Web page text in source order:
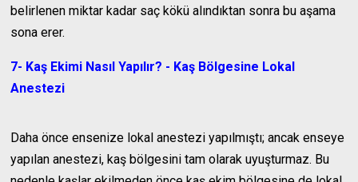
belirlenen miktar kadar saç kökü alındıktan sonra bu aşama
sona erer.
7- Kaş Ekimi Nasıl Yapılır? - Kaş Bölgesine Lokal
Anestezi
Daha önce ensenize lokal anestezi yapılmıştı; ancak enseye
yapılan anestezi, kaş bölgesini tam olarak uyuşturmaz. Bu